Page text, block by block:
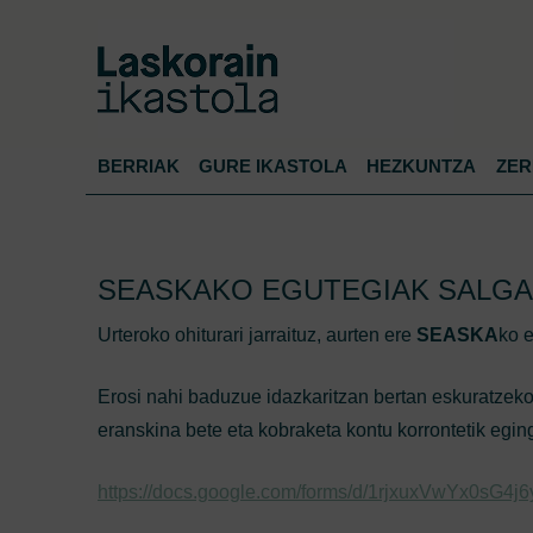
BERRIAK GURE IKASTOLA HEZKUNTZA
SEASKAKO EGUTEGIAK
Urteroko ohiturari jarraituz, aurten ere SEASKAko
Erosi nahi baduzue idazkaritzan bertan
eranskina bete eta kobraketa kontu korrontetik
https://docs.google.com/forms/d/